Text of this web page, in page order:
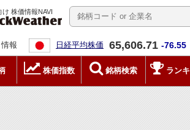
株価情報NAVI
報 日経平均株価 65,606.71 -76.55
株価指数 銘柄検索 ラン